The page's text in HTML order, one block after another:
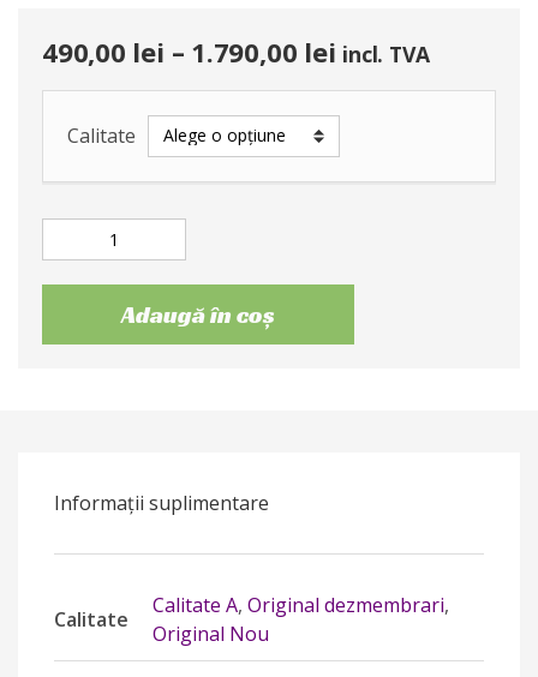
490,00 lei – 1.790,00 lei incl. TVA
Calitate
Adaugă în coș
Informații suplimentare
Calitate
Calitate A, Original dezmembrari,
Original Nou